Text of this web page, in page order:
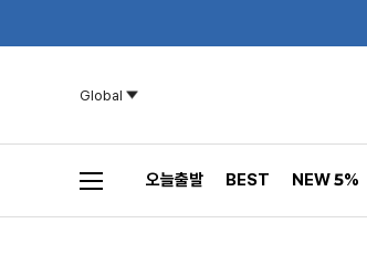
Global
오늘출발 BEST NEW 5%